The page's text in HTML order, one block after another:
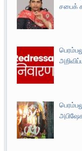
சபைக்